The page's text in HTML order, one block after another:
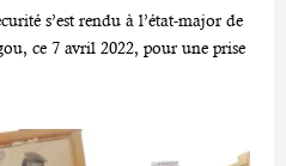
s’est rendu à l’état-major de
ce 7 avril 2022, pour une prise